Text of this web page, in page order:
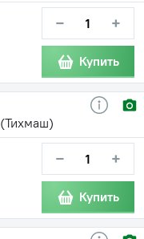
− +
Купить
− +
Купить